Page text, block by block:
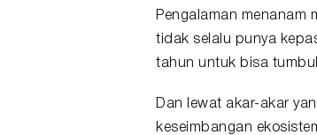
Pengalaman menanam
tidak selalu punya
tahun untuk bisa
Dan lewat akar-akar
keseimbangan